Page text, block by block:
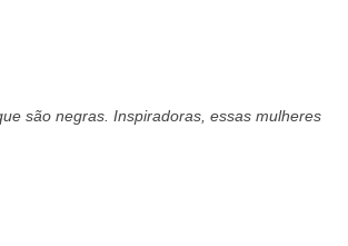
são negras. Inspiradoras, essas mulheres